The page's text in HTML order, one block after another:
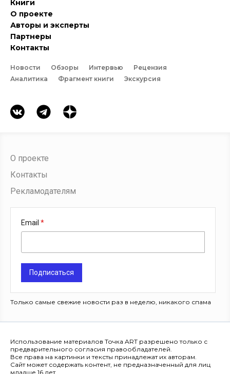
Книги
О проекте
Авторы и эксперты
Партнеры
Контакты
Новости Обзоры Интервью
Рецензия
Аналитика
Фрагмент книги Экскурсия
О проекте
Контакты
Рекламодателям
Email
Подписаться
Только самые свежие новости раз в неделю, никакого спама
Использование материалов Точка ART разрешено только с
предварительного согласия правообладателей.
Все права на картинки и тексты принадлежат их авторам.
Сайт может содержать контент, не предназначенный для лиц
младше 16 лет.